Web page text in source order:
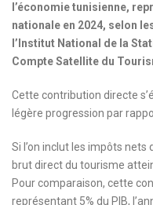
l’économie tunisienne,
nationale en 2024, selon
l’Institut National de la
Compte Satellite du
Cette contribution directe
légère progression par
Si l’on inclut les impôts
brut direct du tourisme
Pour comparaison, cette
représentant 5% du PIB,